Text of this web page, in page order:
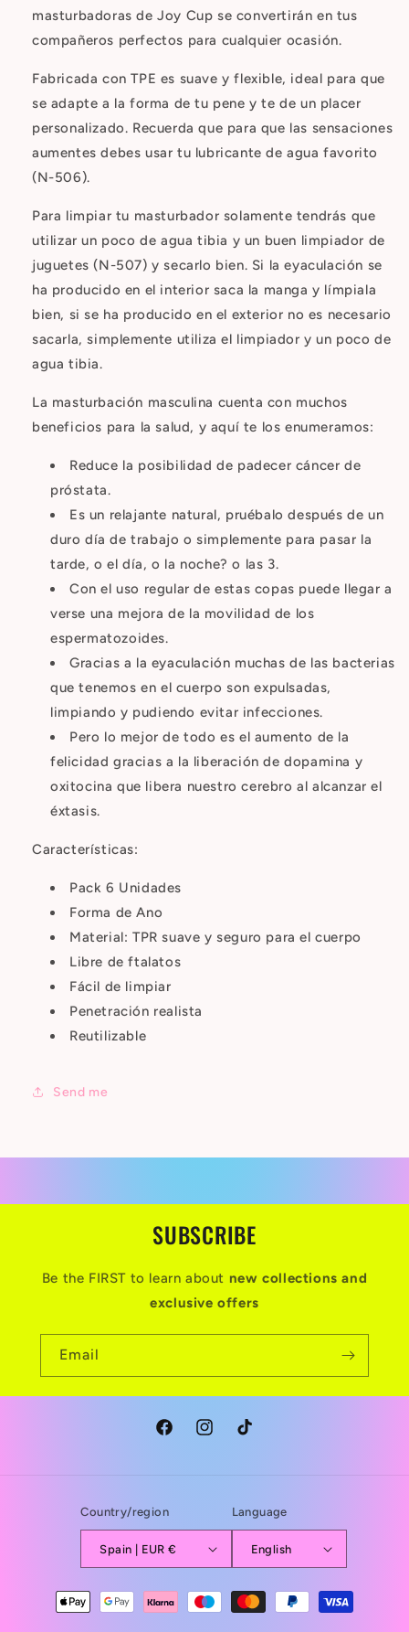
masturbadoras de Joy Cup se convertirán en tus
compañeros perfectos para cualquier ocasión.
Fabricada con TPE es suave y flexible, ideal para que
se adapte a la forma de tu pene y te de un placer
personalizado. Recuerda que para que las sensaciones
aumentes debes usar tu lubricante de agua favorito
(N-506).
Para limpiar tu masturbador solamente tendrás que
utilizar un poco de agua tibia y un buen limpiador de
juguetes (N-507) y secarlo bien. Si la eyaculación se
ha producido en el interior saca la manga y límpiala
bien, si se ha producido en el exterior no es necesario
sacarla, simplemente utiliza el limpiador y un poco de
agua tibia.
La masturbación masculina cuenta con muchos
beneficios para la salud, y aquí te los enumeramos:
Reduce la posibilidad de padecer cáncer de
próstata.
Es un relajante natural, pruébalo después de un
duro día de trabajo o simplemente para pasar la
tarde, o el día, o la noche? o las 3.
Con el uso regular de estas copas puede llegar a
verse una mejora de la movilidad de los
espermatozoides.
Gracias a la eyaculación muchas de las bacterias
que tenemos en el cuerpo son expulsadas,
limpiando y pudiendo evitar infecciones.
Pero lo mejor de todo es el aumento de la
felicidad gracias a la liberación de dopamina y
oxitocina que libera nuestro cerebro al alcanzar el
éxtasis.
Características:
Pack 6 Unidades
Forma de Ano
Material: TPR suave y seguro para el cuerpo
Libre de ftalatos
Fácil de limpiar
Penetración realista
Reutilizable
Send me
SUBSCRIBE
Be the FIRST to learn about new collections and
exclusive offers
Email
FacebookInstagramTikTok
Country/region
Spain | EUR €
Language
English
Payment
methods